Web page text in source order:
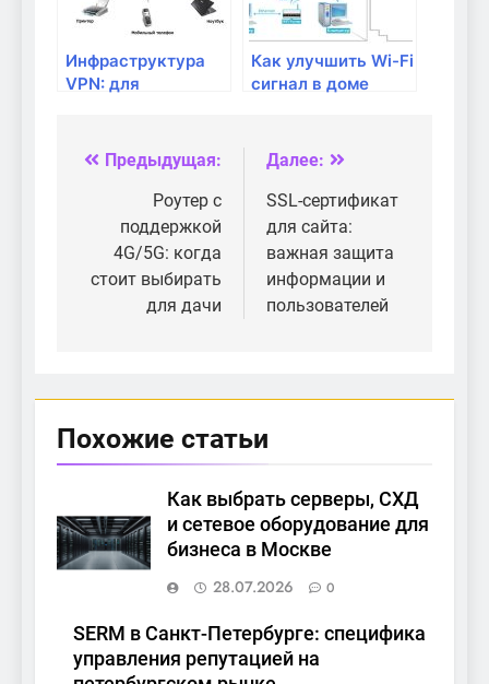
Инфраструктура
VPN: для
доступа
Как улучшить Wi-Fi
сигнал в доме
Навигация
записям
Предыдущая:
Роутер с
поддержкой
4G/5G: когда
стоит выбирать
для дачи
Далее:
SSL-сертификат
для сайта:
важная защита
информации и
пользователей
Похожие статьи
Как выбрать серверы, СХД
и сетевое оборудование для
бизнеса в Москве
28.07.2026
0
SERM в Санкт-Петербурге: специфика
управления репутацией на